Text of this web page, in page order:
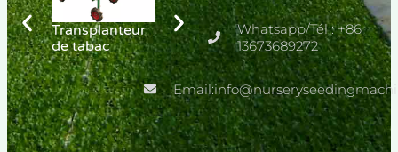
Transplanteur
de tabac
semis pour
graines de
fleurs et de
légumes
Machine de
semis de
pépinière de
légumes
Whatsapp/Tél : +86
13673689272